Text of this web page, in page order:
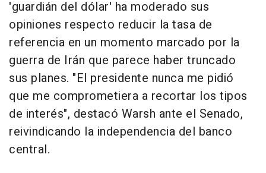
'guardián del dólar' ha moderado sus
opiniones respecto reducir la tasa de
referencia en un momento marcado por la
guerra de Irán que parece haber truncado
sus planes. "El presidente nunca me pidió
que me comprometiera a recortar los tipos
de interés", destacó Warsh ante el Senado,
reivindicando la independencia del banco
central.